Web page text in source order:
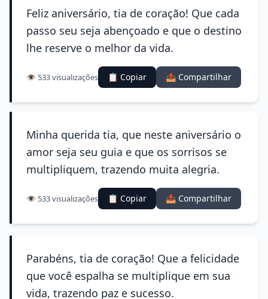
Feliz aniversário, tia de coração! Que cada
passo seu seja abençoado e que o destino
lhe reserve o melhor da vida.
👁️ 533 visualizações 📋 Copiar 📤 Compartilhar
Minha querida tia, que neste aniversário o
amor seja seu guia e que os sorrisos se
multipliquem, trazendo muita alegria.
👁️ 533 visualizações 📋 Copiar 📤 Compartilhar
Parabéns, tia de coração! Que a felicidade
que você espalha se multiplique em sua
vida, trazendo paz e sucesso.